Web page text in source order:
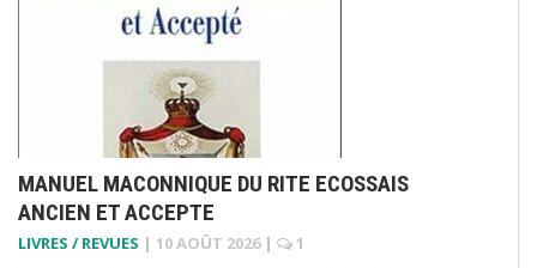
MANUEL MACONNIQUE DU RITE ECOSSAIS
ANCIEN ET ACCEPTE
LIVRES / REVUES | 10 AOÛT 2026 |
1